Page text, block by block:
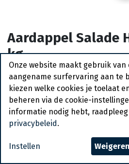
Aardappel Salade
kg
Actief
Vraag een account aan
30-dagen geld terug garantie
Verzending: 2-3 werkdagen
Onze website maakt gebruik van
aangename surfervaring aan te
kiezen welke cookies je toelaat
beheren via de cookie-
informatie nodig hebt,
privacybeleid .
Instellen Weigeren